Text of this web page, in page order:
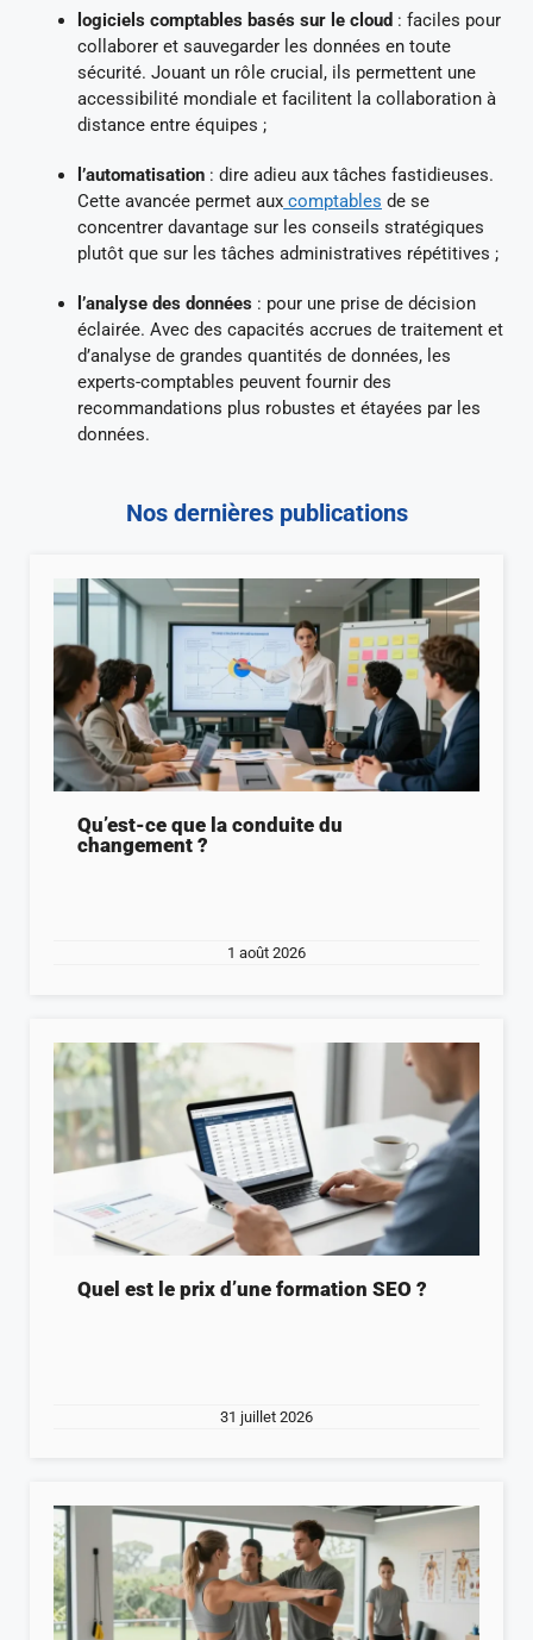
logiciels comptables basés sur le cloud : faciles pour
collaborer et sauvegarder les données en toute
sécurité. Jouant un rôle crucial, ils permettent une
accessibilité mondiale et facilitent la collaboration à
distance entre équipes ;
l’automatisation : dire adieu aux tâches fastidieuses.
Cette avancée permet aux comptables de se
concentrer davantage sur les conseils stratégiques
plutôt que sur les tâches administratives répétitives ;
l’analyse des données : pour une prise de décision
éclairée. Avec des capacités accrues de traitement et
d’analyse de grandes quantités de données, les
experts-comptables peuvent fournir des
recommandations plus robustes et étayées par les
données.
Nos dernières publications
Qu’est-ce que la conduite du
changement ?
1 août 2026
Quel est le prix d’une formation SEO ?
31 juillet 2026